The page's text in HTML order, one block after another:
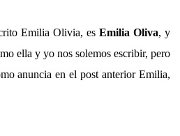
Emilia Olivia, es Emilia Oliva, y
ella y yo nos solemos escribir, pero
anuncia en el post anterior Emilia,